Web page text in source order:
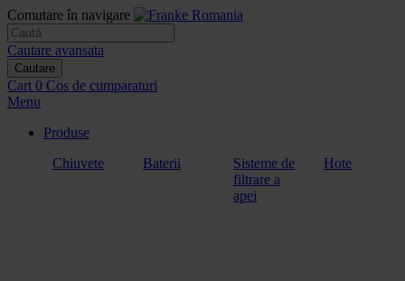
Comutare în navigare
Cautare avansata
Cautare
Cart 0 Cos de cumparaturi
Menu
Produse
Chiuvete
Baterii
Sisteme de
filtrare a
apei
Hote